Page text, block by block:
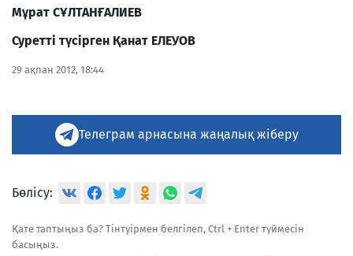
Мұрат СҰЛТАНҒАЛИЕВ
Суретті түсірген Қанат ЕЛЕУОВ
29 ақпан 2012, 18:44
Телеграм арнасына жаңалық жіберу
Бөлісу:
Қате таптыңыз ба? Тінтуірмен белгілеп, Ctrl + Enter түймесін
басыңыз.